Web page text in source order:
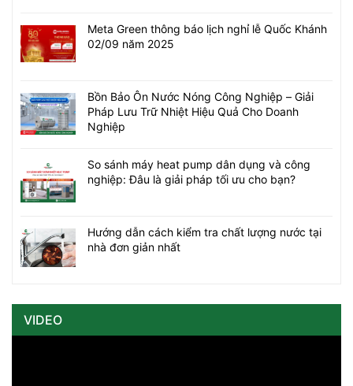
Meta Green thông báo lịch nghỉ lễ Quốc Khánh
02/09 năm 2025
Bồn Bảo Ôn Nước Nóng Công Nghiệp – Giải
Pháp Lưu Trữ Nhiệt Hiệu Quả Cho Doanh
Nghiệp
So sánh máy heat pump dân dụng và công
nghiệp: Đâu là giải pháp tối ưu cho bạn?
Hướng dẫn cách kiểm tra chất lượng nước tại
nhà đơn giản nhất
VIDEO